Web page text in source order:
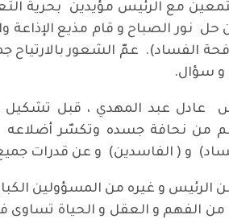
مع الرئيس مؤيدين بحرية
نور الصباح و قام مذيع الإذاعة
الفساد). عمّ الشعور بالارتياح
و سؤال.
عادل عبد المهدي ، قبل تشكيل
من نحافة جسده وتكسّر
و ( الفاسدين) و عن قدرات
الرئيس و غيره من المسؤولين
و العقل و الحياة تساوى